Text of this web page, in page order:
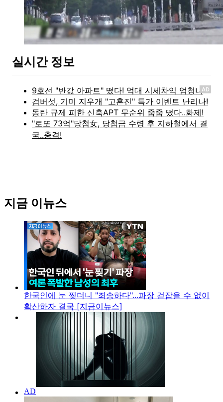
실시간 정보
AD
지금 이뉴스
한국인에 눈 찢더니 "죄송하다"...파장 걷잡을 수 없이
확산하자 결국 [지금이뉴스]